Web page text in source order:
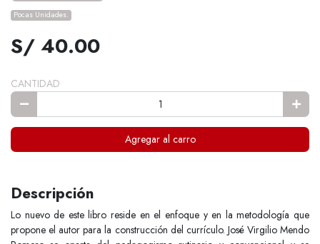
Pocas Unidades.
S/ 40.00
CANTIDAD
Agregar al carro
Descripción
Lo nuevo de este libro reside en el enfoque y en la metodología que
propone el autor para la construcción del currículo. José Virgilio Mendo